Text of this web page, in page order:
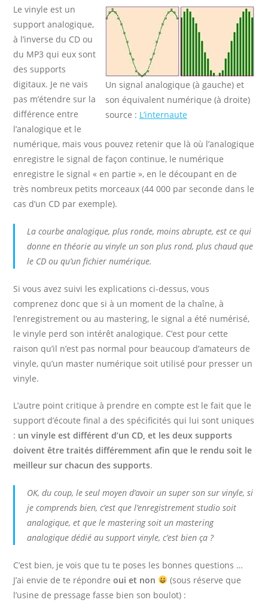
Un signal analogique (à gauche) et
son équivalent numérique (à droite)
source : L’internaute
Le vinyle est un
support analogique,
à l’inverse du CD ou
du MP3 qui eux sont
des supports
digitaux. Je ne vais
pas m’étendre sur la
différence entre
l’analogique et le
numérique, mais vous pouvez retenir que là où l’analogique
enregistre le signal de façon continue, le numérique
enregistre le signal « en partie », en le découpant en de
très nombreux petits morceaux (44 000 par seconde dans le
cas d’un CD par exemple).
La courbe analogique, plus ronde, moins abrupte, est ce qui
donne en théorie au vinyle un son plus rond, plus chaud que
le CD ou qu’un fichier numérique.
Si vous avez suivi les explications ci-dessus, vous
comprenez donc que si à un moment de la chaîne, à
l’enregistrement ou au mastering, le signal a été numérisé,
le vinyle perd son intérêt analogique. C’est pour cette
raison qu’il n’est pas normal pour beaucoup d’amateurs de
vinyle, qu’un master numérique soit utilisé pour presser un
vinyle.
L’autre point critique à prendre en compte est le fait que le
support d’écoute final a des spécificités qui lui sont uniques
: un vinyle est différent d’un CD, et les deux supports
doivent être traités différemment afin que le rendu soit le
meilleur sur chacun des supports.
OK, du coup, le seul moyen d’avoir un super son sur vinyle, si
je comprends bien, c’est que l’enregistrement studio soit
analogique, et que le mastering soit un mastering
analogique dédié au support vinyle, c’est bien ça ?
C’est bien, je vois que tu te poses les bonnes questions …
J’ai envie de te répondreoui et non
(sous réserve que
l’usine de pressage fasse bien son boulot) :